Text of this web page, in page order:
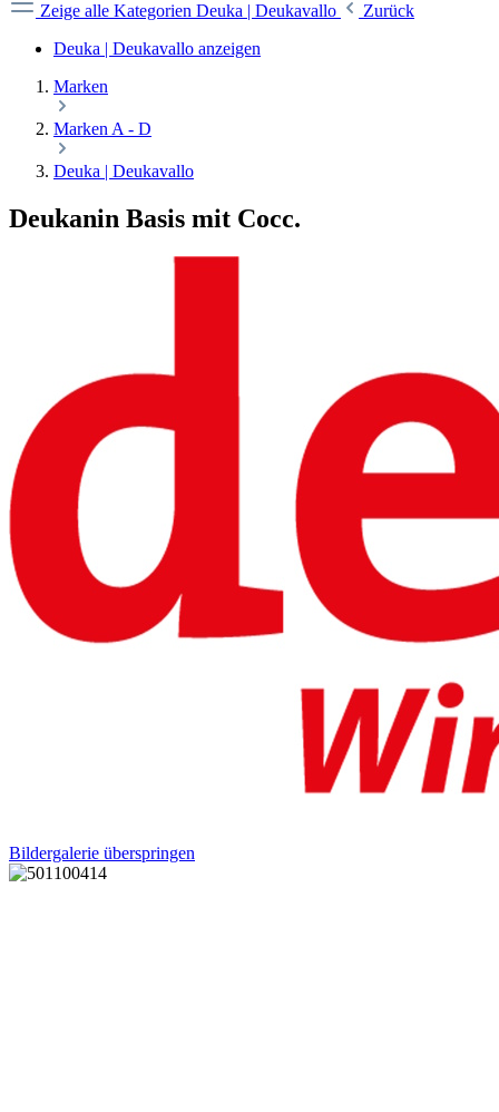
Zeige alle Kategorien Deuka | Deukavallo
Zurück
Deuka | Deukavallo anzeigen
Marken
Marken A - D
Deuka | Deukavallo
Deukanin Basis mit Cocc.
Bildergalerie überspringen